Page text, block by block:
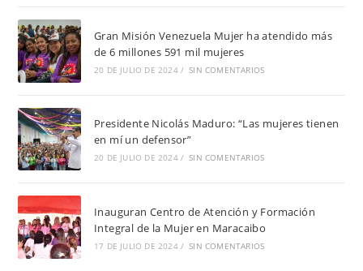
Gran Misión Venezuela Mujer ha atendido más
de 6 millones 591 mil mujeres
20 DE JULIO DE 2024 / SIN COMENTARIOS
Presidente Nicolás Maduro: “Las mujeres tienen
en mí un defensor”
20 DE JULIO DE 2024 / SIN COMENTARIOS
Inauguran Centro de Atención y Formación
Integral de la Mujer en Maracaibo
17 DE JULIO DE 2024 / SIN COMENTARIOS